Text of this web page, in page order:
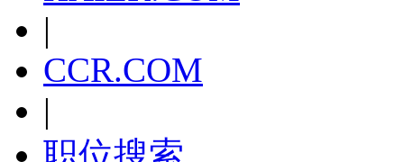
|
CCR.COM
|